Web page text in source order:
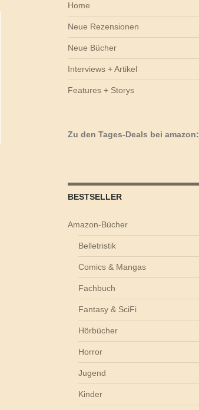
Home
Neue Rezensionen
Neue Bücher
Interviews + Artikel
Features + Storys
Zu den Tages-Deals bei amazon:
BESTSELLER
Amazon-Bücher
Belletristik
Comics & Mangas
Fachbuch
Fantasy & SciFi
Hörbücher
Horror
Jugend
Kinder